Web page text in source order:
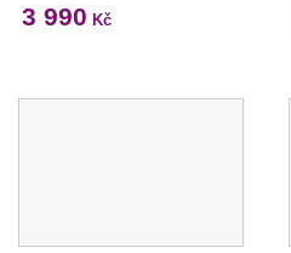
3 990 Kč